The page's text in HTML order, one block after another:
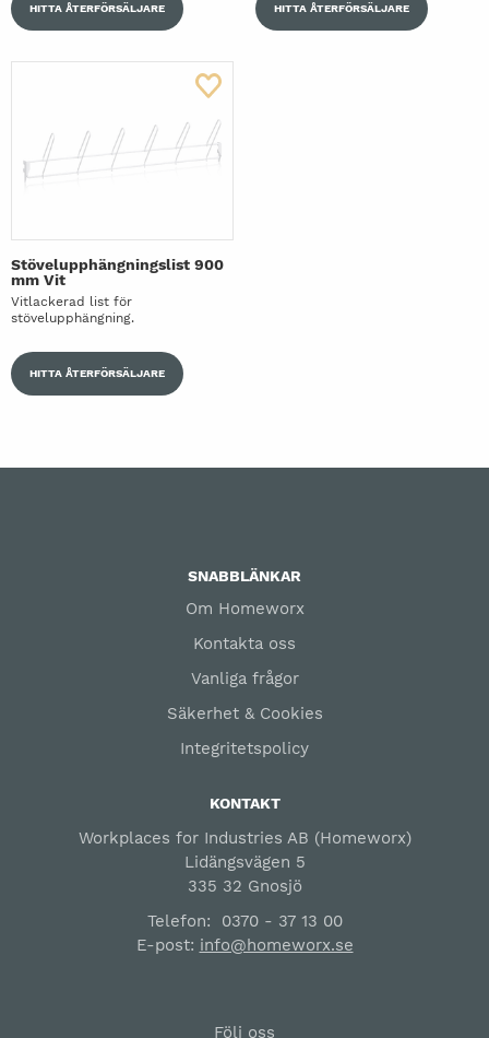
HITTA ÅTERFÖRSÄLJARE HITTA ÅTERFÖRSÄLJARE
Stövelupphängningslist 900
mm Vit
Vitlackerad list för
stövelupphängning.
HITTA ÅTERFÖRSÄLJARE
SNABBLÄNKAR
Om Homeworx
Kontakta oss
Vanliga frågor
Säkerhet & Cookies
Integritetspolicy
KONTAKT
Workplaces for Industries AB (Homeworx)
Lidängsvägen 5
335 32 Gnosjö
Telefon: 0370 - 37 13 00
E-post: info@homeworx.se
Följ oss